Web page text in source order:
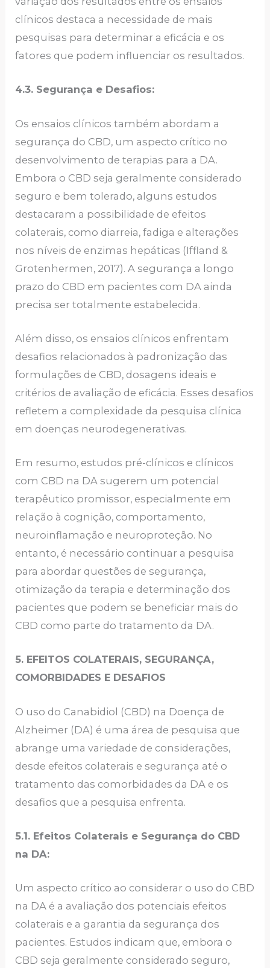
clínicos destaca a necessidade de mais
pesquisas para determinar a eficácia e os
fatores que podem influenciar os resultados.
4.3. Segurança e Desafios:
Os ensaios clínicos também abordam a
segurança do CBD, um aspecto crítico no
desenvolvimento de terapias para a DA.
Embora o CBD seja geralmente considerado
seguro e bem tolerado, alguns estudos
destacaram a possibilidade de efeitos
colaterais, como diarreia, fadiga e alterações
nos níveis de enzimas hepáticas (Iffland &
Grotenhermen, 2017). A segurança a longo
prazo do CBD em pacientes com DA ainda
precisa ser totalmente estabelecida.
Além disso, os ensaios clínicos enfrentam
desafios relacionados à padronização das
formulações de CBD, dosagens ideais e
critérios de avaliação de eficácia. Esses desafios
refletem a complexidade da pesquisa clínica
em doenças neurodegenerativas.
Em resumo, estudos pré-clínicos e clínicos
com CBD na DA sugerem um potencial
terapêutico promissor, especialmente em
relação à cognição, comportamento,
neuroinflamação e neuroproteção. No
entanto, é necessário continuar a pesquisa
para abordar questões de segurança,
otimização da terapia e determinação dos
pacientes que podem se beneficiar mais do
CBD como parte do tratamento da DA.
5. EFEITOS COLATERAIS, SEGURANÇA,
COMORBIDADES E DESAFIOS
O uso do Canabidiol (CBD) na Doença de
Alzheimer (DA) é uma área de pesquisa que
abrange uma variedade de considerações,
desde efeitos colaterais e segurança até o
tratamento das comorbidades da DA e os
desafios que a pesquisa enfrenta.
5.1. Efeitos Colaterais e Segurança do CBD
na DA:
Um aspecto crítico ao considerar o uso do CBD
na DA é a avaliação dos potenciais efeitos
colaterais e a garantia da segurança dos
pacientes. Estudos indicam que, embora o
CBD seja geralmente considerado seguro,